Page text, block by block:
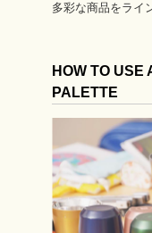
多彩な商品をライ
HOW TO USE
PALETTE